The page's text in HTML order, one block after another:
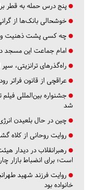
پنج درس‌ حمله به قطر
خوشحالی بانک‌ها از
چه کسی پشت ذهنیت
امام جماعت این مسجد در ۳ سال، نمازگزاران را ۴ برابر
راه‌گذرهای ترانزیتی،
عراقچی از قانون فراتر
جشنواره بین‌المللی
شد
چین در حال بلعیدن
روایت روحانی از کلاه
رهبرانقلاب در دیدار
است؛ برای انضباط بازار
روایت فرزند شهید
خانواده بود